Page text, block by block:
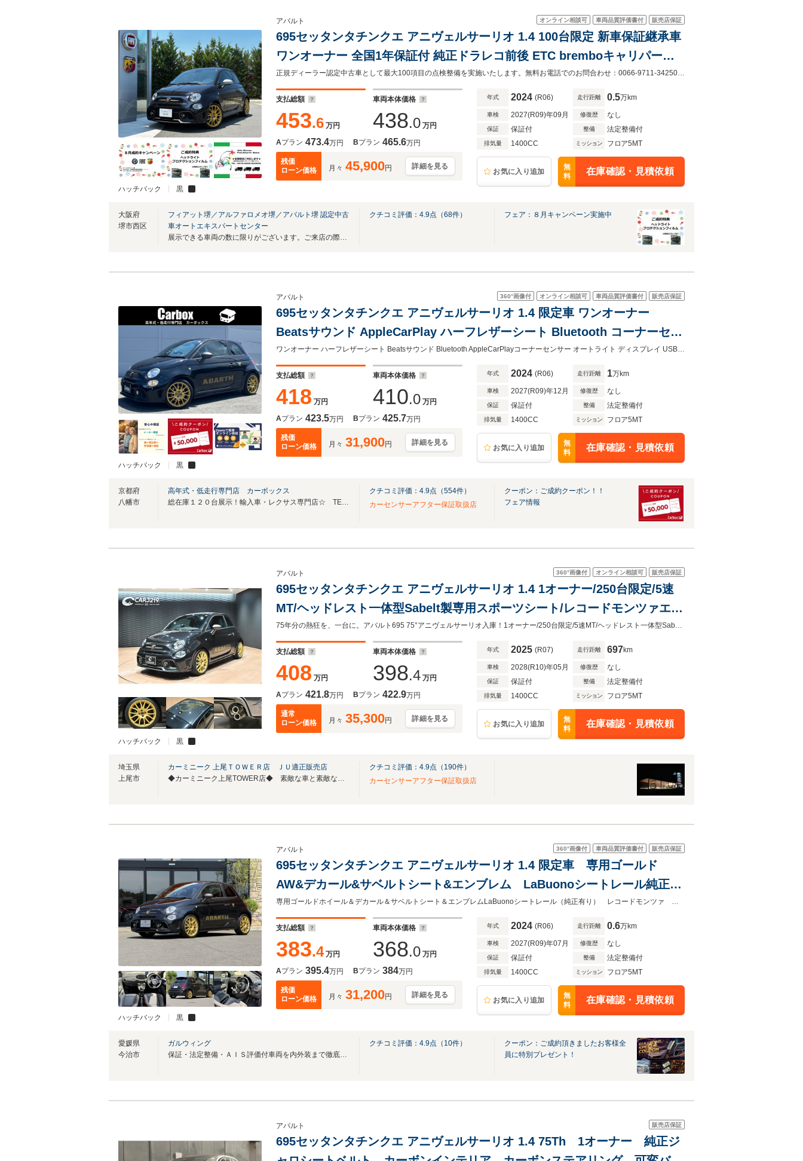
ハッチバック 黒
オンライン相談可 車両品質評価書付 販売店保証
アバルト
695セッタンタチンクエ アニヴェルサーリオ 1.4 100台限定 新車保証継承車
ワンオーナー 全国1年保証付 純正ドラレコ前後 ETC bremboキャリパー
Sabeltシート beatsオーディオ ゴールドデカール 17inAW CarPlay/Android
Auto Bluetooth 記録簿付 スペア―有
正規ディーラー認定中古車として最大100項目の点検整備を実施いたします。無料お電話でのお問合わせ：0066-9711-342505 営業時間：10:00～18:30（定休日：毎週火曜日・水曜日）。
支払総額
453.6 万円
車両本体価格
438.0 万円
Aプラン 473.4万円 Bプラン 465.6万円
残価
ローン価格
月々 45,900円 詳細を見る
年式 2024 (R06) 走行距離 0.5万km
車検 2027(R09)年09月 修復歴 なし
保証 保証付 整備 法定整備付
排気量 1400CC ミッション フロア5MT
お気に入り追加
無
料
在庫確認・見積依頼
大阪府
堺市西区
フィアット堺／アルファロメオ堺／アバルト堺 認定中古
車オートエキスパートセンター
展示できる車両の数に限りがございます。ご来店の際は事前にご連絡下さいませ。
クチコミ評価： 4.9点（68件） フェア：８月キャンペーン実施中
ハッチバック 黒
360°画像付 オンライン相談可 車両品質評価書付 販売店保証
アバルト
695セッタンタチンクエ アニヴェルサーリオ 1.4 限定車 ワンオーナー
Beatsサウンド AppleCarPlay ハーフレザーシート Bluetooth コーナーセン
サー オートライト ディスプレイ USB ステアリングリモコン オートエアコ
ン ドラレコ ETC アルミ17インチ 禁煙車
ワンオーナー ハーフレザーシート Beatsサウンド Bluetooth AppleCarPlayコーナーセンサー オートライト ディスプレイ USB ステアリングリモコン オートエアコン ドラレコ ETC
支払総額
418 万円
車両本体価格
410.0 万円
Aプラン 423.5万円 Bプラン 425.7万円
残価
ローン価格
月々 31,900円 詳細を見る
年式 2024 (R06) 走行距離 1万km
車検 2027(R09)年12月 修復歴 なし
保証 保証付 整備 法定整備付
排気量 1400CC ミッション フロア5MT
お気に入り追加
無
料
在庫確認・見積依頼
京都府
八幡市
高年式・低走行専門店 カーボックス
総在庫１２０台展示！輸入車・レクサス専門店☆ TEL：075-972-0345
クチコミ評価： 4.9点（554件）
カーセンサーアフター保証取扱店
クーポン：ご成約クーポン！！
フェア情報
ハッチバック 黒
360°画像付 オンライン相談可 販売店保証
アバルト
695セッタンタチンクエ アニヴェルサーリオ 1.4 1オーナー/250台限定/5速
MT/ヘッドレスト一体型Sabelt製専用スポーツシート/レコードモンツァエキ
ゾースト/Beats製プレミアムサウンドシステム/専用17インチAW/ゴールド
サイドストライプ/コーナーセンサー/Car Play
75年分の熱狂を、一台に。アバルト695 75°アニヴェルサーリオ入庫！1オーナー/250台限定/5速MT/ヘッドレスト一体型Sabelt製専用スポーツシート/レコードモンツァエキゾースト
支払総額
408 万円
車両本体価格
398.4 万円
Aプラン 421.8万円 Bプラン 422.9万円
通常
ローン価格
月々 35,300円 詳細を見る
年式 2025 (R07) 走行距離 697km
車検 2028(R10)年05月 修復歴 なし
保証 保証付 整備 法定整備付
排気量 1400CC ミッション フロア5MT
お気に入り追加
無
料
在庫確認・見積依頼
埼玉県
上尾市
カーミニーク 上尾ＴＯＷＥＲ店 ＪＵ適正販売店
◆カーミニーク上尾TOWER店◆ 素敵な車と素敵な出会いを。。。
クチコミ評価： 4.9点（ 190件）
カーセンサーアフター保証取扱店
ハッチバック 黒
360°画像付 車両品質評価書付 販売店保証
アバルト
695セッタンタチンクエ アニヴェルサーリオ 1.4 限定車 専用ゴールド
AW&デカール&サベルトシート&エンブレム LaBuonoシートレール純正有
レコードモンツァ ドラレコ・リアカメラ兼用デジタルインナーミラー
OPフューエルキャップ AppleCarPlay Beats
専用ゴールドホイール＆デカール＆サベルトシート＆エンブレムLaBuonoシートレール（純正有り） レコードモンツァ デジタルインナーミラー AppleCarPlay
支払総額
383.4 万円
車両本体価格
368.0 万円
Aプラン 395.4万円 Bプラン 384万円
残価
ローン価格
月々 31,200円 詳細を見る
年式 2024 (R06) 走行距離 0.6万km
車検 2027(R09)年07月 修復歴 なし
保証 保証付 整備 法定整備付
排気量 1400CC ミッション フロア5MT
お気に入り追加
無
料
在庫確認・見積依頼
愛媛県
今治市
ガルウィング
保証・法定整備・ＡＩＳ評価付車両を内外装まで徹底整備し自信を持ってお届けします
クチコミ評価： 4.9点（ 10件）
クーポン：ご成約頂きましたお客様全
員に特別プレゼント！
販売店保証
アバルト
695セッタンタチンクエ アニヴェルサーリオ 1.4 75Th 1オーナー 純正ジ